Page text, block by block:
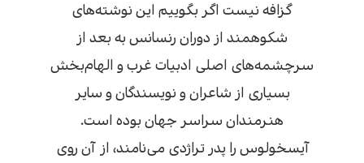
گزافه نیست اگر بگوییم این نوشته‌های
شکوهمند از دوران رنسانس به بعد از
سرچشمه‌های اصلی ادبیات غرب و الهام‌بخش
بسیاری از شاعران و نویسندگان و سایر
هنرمندان سراسر جهان بوده است.
‌آیسخولوس را پدر تراژدی می‌نامند، از آن روی